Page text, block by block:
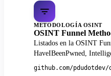
METODOLOGÍA OSINT
OSINT Funnel
Listados en la OSINT
HaveIBeenPwned,
github.com/pdudotdev/